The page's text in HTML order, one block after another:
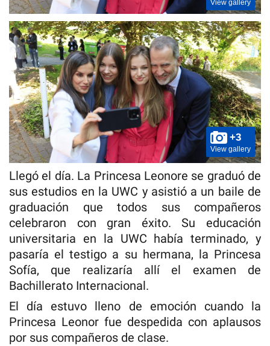
View gallery
+3
View gallery
Llegó el día. La Princesa Leonore se graduó de
sus estudios en la UWC y asistió a un baile de
graduación que todos sus compañeros
celebraron con gran éxito. Su educación
universitaria en la UWC había terminado, y
pasaría el testigo a su hermana, la Princesa
Sofía, que realizaría allí el examen de
Bachillerato Internacional.
El día estuvo lleno de emoción cuando la
Princesa Leonor fue despedida con aplausos
por sus compañeros de clase.